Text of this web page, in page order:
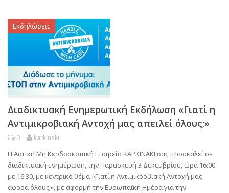
Εκδηλώσεις
Διαδικτυακή Ενημερωτική Εκδήλωση «Γιατί η
Αντιμικροβιακή Αντοχή μας απειλεί όλους;»
0 karkinaki
Η Αστική Μη Κερδοσκοπική Εταιρεία ΚΑΡΚΙΝΑΚΙ σας προσκαλεί σε
διαδικτυακή ενημέρωση, την Παρασκευή 3 Δεκεμβρίου, ώρα 16:00
με 16:30, με κεντρικό θέμα «Γιατί η Αντιμικροβιακή Αντοχή μας
αφορά όλους;», με αφορμή την Ευρωπαϊκή Ημέρα για την